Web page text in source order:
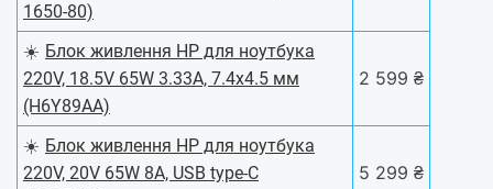
1650-80)
☀️ Блок живлення HP для ноутбука
220V, 18.5V 65W 3.33A, 7.4x4.5 мм
(H6Y89AA)
2 599 ₴
☀️ Блок живлення HP для ноутбука
220V, 20V 65W 8A, USB type-C
5 299 ₴